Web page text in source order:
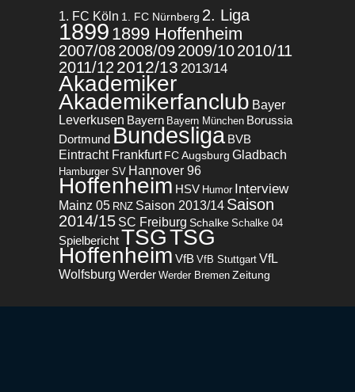
1. FC Köln 1. FC Nürnberg 2. Liga
1899 1899 Hoffenheim
2007/082008/092009/102010/11
2011/122012/13 2013/14
Akademiker
Akademikerfanclub Bayer
Leverkusen Bayern Bayern München Borussia
Dortmund Bundesliga BVB
Eintracht Frankfurt FC Augsburg Gladbach
Hamburger SV Hannover 96
Hoffenheim HSV Humor Interview
Mainz 05 RNZ Saison 2013/14 Saison
2014/15 SC Freiburg Schalke Schalke 04
SpielberichtTSGTSG
Hoffenheim VfB VfB Stuttgart VfL
Wolfsburg Werder Werder Bremen Zeitung